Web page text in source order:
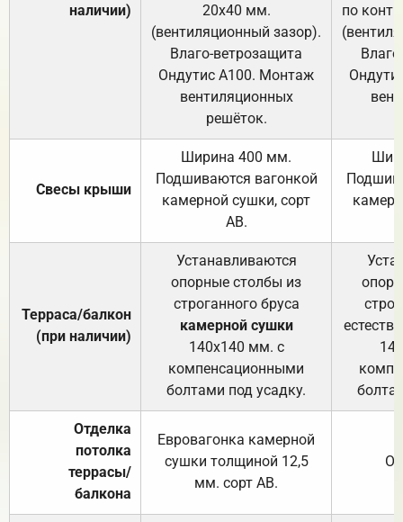
наличии)
20х40 мм.
(вентиляционный зазор).
Влаго-ветрозащита
Ондутис А100. Монтаж
вентиляционных
решёток.
по
Свесы крыши
Ширина 400 мм.
Подшиваются вагонкой
камерной сушки, сорт
АВ.
Терраса/балкон
(при наличии)
Устанавливаются
опорные столбы из
строганного бруса
камерной сушки
140х140 мм. с
компенсационными
болтами под усадку.
Отделка
потолка
террасы/
балкона
Евровагонка камерной
сушки толщиной 12,5
мм. сорт АВ.